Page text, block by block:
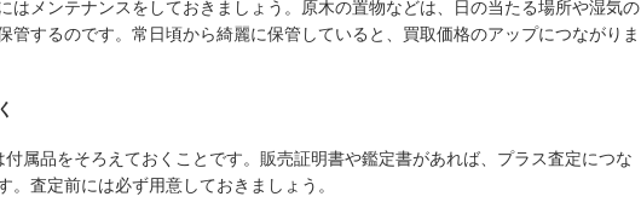
はメンテナンスをしておきましょう。原木の置物などは、日の当たる場所や湿気の
管するのです。常日頃から綺麗に保管していると、買取価格のアップにつながりま
属品をそろえておくことです。販売証明書や鑑定書があれば、プラス査定につな
。査定前には必ず用意しておきましょう。